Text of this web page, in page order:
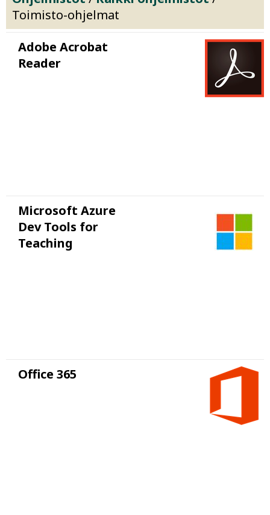
Toimisto-ohjelmat
Adobe Acrobat
Reader
Microsoft Azure
Dev Tools for
Teaching
Office 365